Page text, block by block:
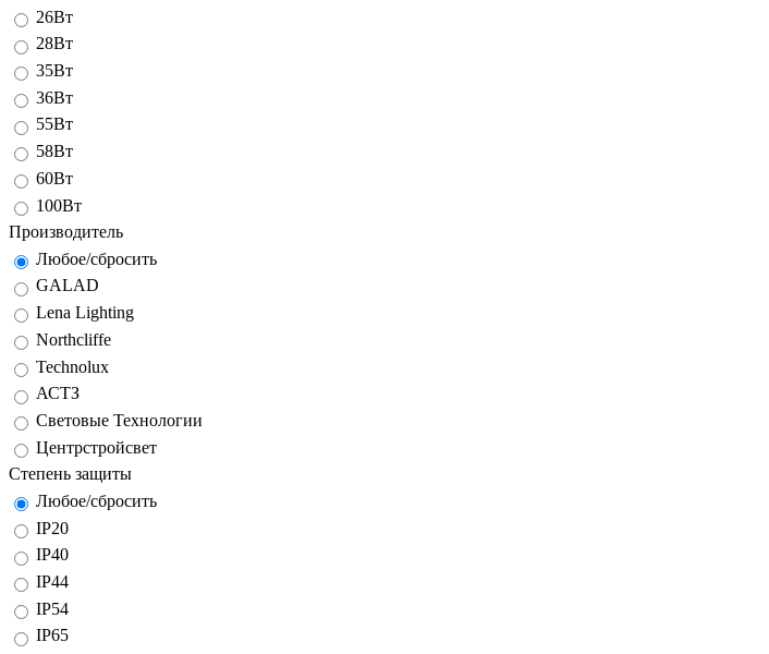
26Вт
28Вт
35Вт
36Вт
55Вт
58Вт
60Вт
100Вт
Производитель
Любое/сбросить
GALAD
Lena Lighting
Northcliffe
Technolux
АСТЗ
Световые Технологии
Центрстройсвет
Степень защиты
Любое/сбросить
IP20
IP40
IP44
IP54
IP65